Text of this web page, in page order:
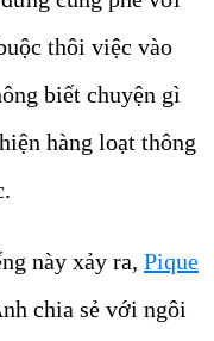
thôi việc vào
biết chuyện gì
hàng loạt thông
này xảy ra, Pique
chia sẻ với ngôi